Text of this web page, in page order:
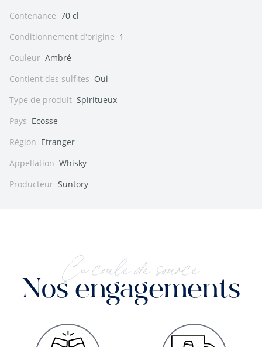
Contenance 70 cl
Conditionnement d'origine 1
Couleur Ambré
Contient des sulfites Oui
Type de produit Spiritueux
Pays Ecosse
Région Etranger
Appellation Whisky
Producteur Suntory
Ça coule de source
Nos engagements